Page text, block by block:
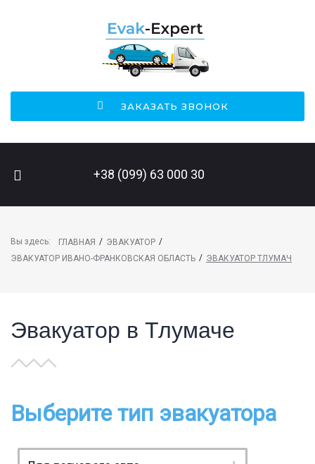
ЗАКАЗАТЬ ЗВОНОК
+38 (099) 63 000 30
Вы здесь: ГЛАВНАЯ / ЭВАКУАТОР /
ЭВАКУАТОР ИВАНО-ФРАНКОВСКАЯ ОБЛАСТЬ / ЭВАКУАТОР ТЛУМАЧ
Эвакуатор в Тлумаче
Выберите тип эвакуатора
ПОИСК НА САЙТЕ